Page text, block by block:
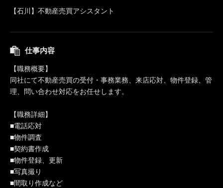
【石川】不動産売買アシスタント
仕事内容
【職務概要】
同社にて不動産売買の受付・事務業務、来店応対、物件登録、管
理、問い合わせ対応をお任せします。
【職務詳細】
■電話応対
■物件調査
■契約書作成
■物件登録、更新
■写真撮り
■間取り作成など